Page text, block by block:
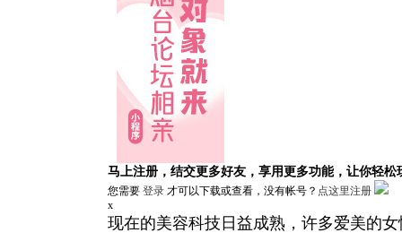
马上注册，结交更多好友，享用更多功能，让你轻松
您需要 登录 才可以下载或查看，没有帐号？ 点这里注册
x
现在的美容科技日益成熟，许多爱美的